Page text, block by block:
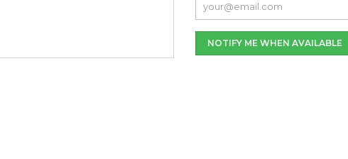
NOTIFY ME WHEN AVAILABLE